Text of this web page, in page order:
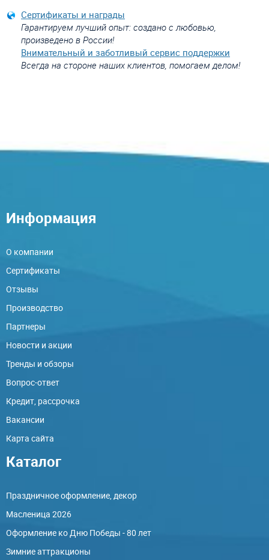
Сертификаты и награды
Гарантируем лучший опыт: создано с любовью,
произведено в России!
Внимательный и заботливый сервис поддержки
Всегда на стороне наших клиентов, помогаем делом!
Информация
О компании
Сертификаты
Отзывы
Производство
Партнеры
Новости и акции
Тренды и обзоры
Вопрос-ответ
Кредит, рассрочка
Вакансии
Карта сайта
Каталог
Праздничное оформление, декор
Масленица 2026
Оформление ко Дню Победы - 80 лет
Зимние аттракционы